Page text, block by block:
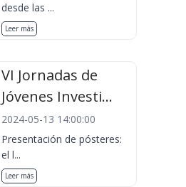
desde las ...
Leer más
VI Jornadas de
Jóvenes Investi...
2024-05-13 14:00:00
Presentación de pósteres:
el l...
Leer más